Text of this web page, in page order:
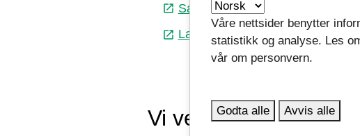
launch Sandefjord
launch Larvik
Vi vet at ikke alle vil
Våre nettsider benytter
statistikk og analyse. Les
vår om personvern.
Godta alle Avvis alle